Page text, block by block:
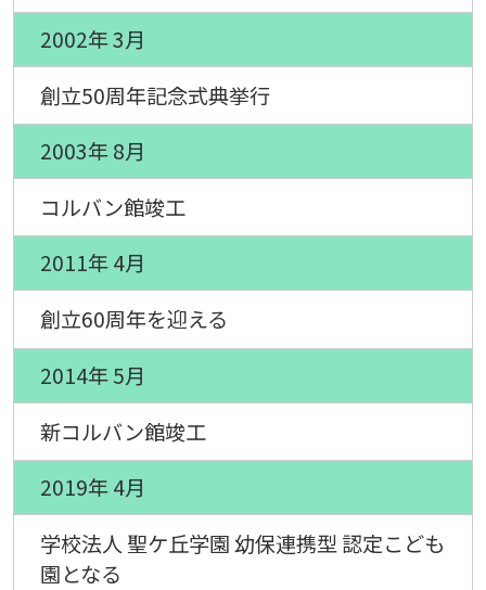
2002年 3月
創立50周年記念式典挙行
2003年 8月
コルバン館竣工
2011年 4月
創立60周年を迎える
2014年 5月
新コルバン館竣工
2019年 4月
学校法人 聖ケ丘学園 幼保連携型 認定こども
園となる